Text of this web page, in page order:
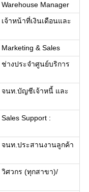
Warehouse Manager
เจ้าหน้าที่เงินเดือนและ
Marketing & Sales
ช่างประจำศูนย์บริการ
จนท.บัญชีเจ้าหนี้ และ
Sales Support :
จนท.ประสานงานลูกค้า
วิศวกร (ทุกสาขา)/